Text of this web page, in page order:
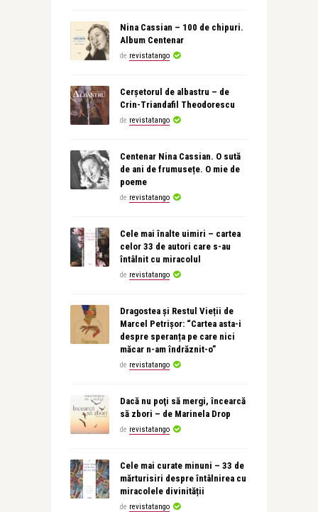
Nina Cassian – 100 de chipuri.
Album Centenar
de revistatango
Cerșetorul de albastru – de
Crin-Triandafil Theodorescu
de revistatango
Centenar Nina Cassian. O sută
de ani de frumusețe. O mie de
poeme
de revistatango
Cele mai înalte uimiri – cartea
celor 33 de autori care s-au
întâlnit cu miracolul
de revistatango
Dragostea și Restul Vieții de
Marcel Petrișor: “Cartea asta-i
despre speranța pe care nici
măcar n-am îndrăznit-o”
de revistatango
Dacă nu poţi să mergi, încearcă
să zbori – de Marinela Drop
de revistatango
Cele mai curate minuni – 33 de
mărturisiri despre întâlnirea cu
miracolele divinității
de revistatango